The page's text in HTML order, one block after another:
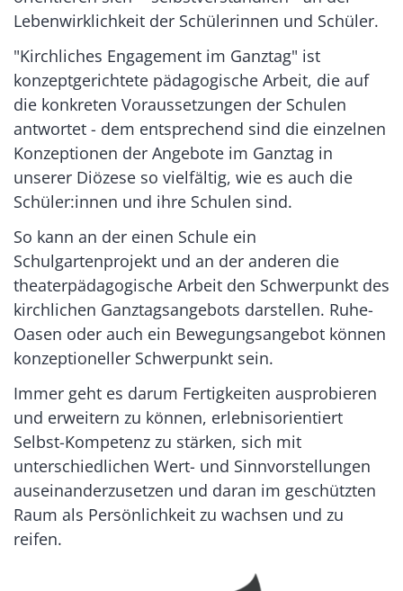
Lebenwirklichkeit der Schülerinnen und Schüler.
"Kirchliches Engagement im Ganztag" ist
konzeptgerichtete pädagogische Arbeit, die auf
die konkreten Voraussetzungen der Schulen
antwortet - dem entsprechend sind die einzelnen
Konzeptionen der Angebote im Ganztag in
unserer Diözese so vielfältig, wie es auch die
Schüler:innen und ihre Schulen sind.
So kann an der einen Schule ein
Schulgartenprojekt und an der anderen die
theaterpädagogische Arbeit den Schwerpunkt des
kirchlichen Ganztagsangebots darstellen. Ruhe-
Oasen oder auch ein Bewegungsangebot können
konzeptioneller Schwerpunkt sein.
Immer geht es darum Fertigkeiten ausprobieren
und erweitern zu können, erlebnisorientiert
Selbst-Kompetenz zu stärken, sich mit
unterschiedlichen Wert- und Sinnvorstellungen
auseinanderzusetzen und daran im geschützten
Raum als Persönlichkeit zu wachsen und zu
reifen.